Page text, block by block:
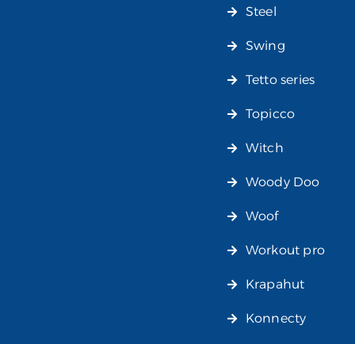
Steel
Swing
Tetto series
Topicco
Witch
Woody Doo
Woof
Workout pro
Krapahut
Konnecty